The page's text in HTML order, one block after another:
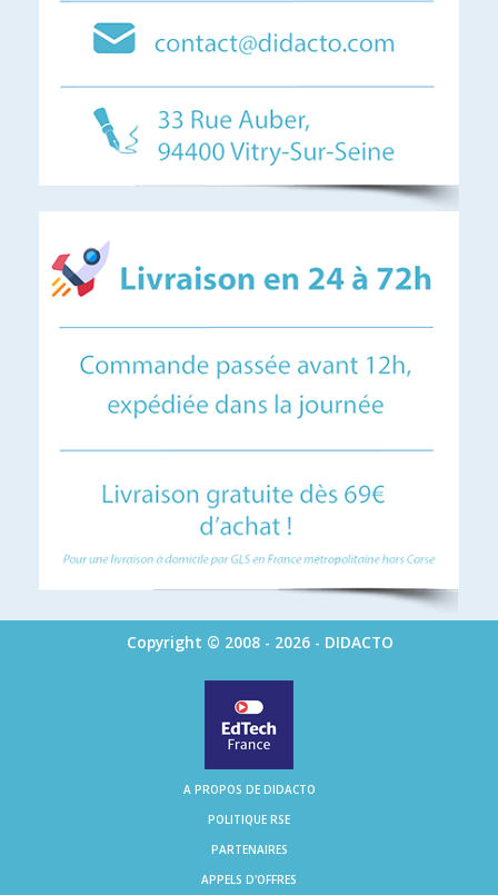
Copyright © 2008 - 2026 - DIDACTO
A PROPOS DE DIDACTO
POLITIQUE RSE
PARTENAIRES
APPELS D'OFFRES